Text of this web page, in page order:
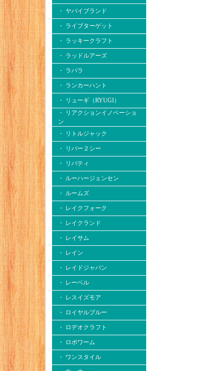
・ ヤバイブランド
・ ライブターゲット
・ ラッキークラフト
・ ラッドルアーズ
・ ラパラ
・ ランカーハント
・ リューギ（RYUGI）
・ リアクションイノベーショ
ン
・ リトルジャック
・ リバー２シー
・ リバティ
・ ルーハージェンセン
・ ルームズ
・ レイクフォーク
・ レイクランド
・ レイサム
・ レイン
・ レイドジャパン
・ レーベル
・ レスイズモア
・ ロイヤルブルー
・ ロデオクラフト
・ ロボワーム
・ ワンスタイル